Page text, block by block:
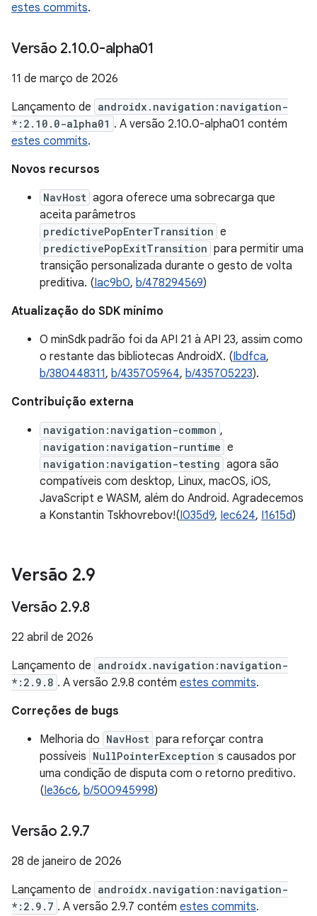
estes commits.
Versão 2.10.0-alpha01
11 de março de 2026
Lançamento de androidx.navigation:navigation-
*:2.10.0-alpha01 . A versão 2.10.0-alpha01 contém
estes commits.
Novos recursos
NavHost agora oferece uma sobrecarga que
aceita parâmetros
predictivePopEnterTransition e
predictivePopExitTransition para permitir uma
transição personalizada durante o gesto de volta
preditiva. (Iac9b0, b/478294569)
Atualização do SDK mínimo
O minSdk padrão foi da API 21 à API 23, assim como
o restante das bibliotecas AndroidX. (Ibdfca,
b/380448311, b/435705964, b/435705223).
Contribuição externa
navigation:navigation-common ,
navigation:navigation-runtime e
navigation:navigation-testing agora são
compatíveis com desktop, Linux, macOS, iOS,
JavaScript e WASM, além do Android. Agradecemos
a Konstantin Tskhovrebov!(I035d9, Iec624, I1615d)
Versão 2.9
Versão 2.9.8
22 abril de 2026
Lançamento de androidx.navigation:navigation-
*:2.9.8 . A versão 2.9.8 contém estes commits.
Correções de bugs
Melhoria do NavHost para reforçar contra
possíveis NullPointerException s causados por
uma condição de disputa com o retorno preditivo.
(Ie36c6, b/500945998)
Versão 2.9.7
28 de janeiro de 2026
Lançamento de androidx.navigation:navigation-
*:2.9.7 . A versão 2.9.7 contém estes commits.